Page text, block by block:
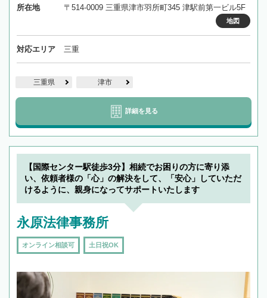
所在地 〒514-0009 三重県津市羽所町345 津駅前第一ビル5F
地図
対応エリア 三重
三重県 津市
詳細を見る
【国際センター駅徒歩3分】相続でお困りの方に寄り添
い、依頼者様の「心」の解決をして、「安心」していただ
けるように、親身になってサポートいたします
永原法律事務所
オンライン相談可 土日祝OK